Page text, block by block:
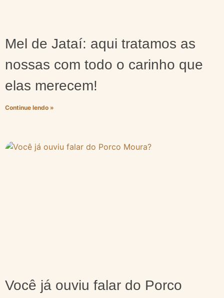
Mel de Jataí: aqui tratamos as
nossas com todo o carinho que
elas merecem!
Continue lendo »
Você já ouviu falar do Porco